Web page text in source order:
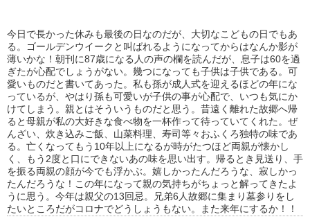
今日で長かった休みも最後の日なのだが、大切なこどもの日でもあ
る。ゴールデンウイークと叫ばれるようになってからはなんか影が
薄いかな！朝刊に87歳になる人の声の欄を読んだが、息子は60を過
ぎたが心配でしょうがない。幾つになっても子供は子供である。可
愛いものだと書いてあった。私も孫が成人式を迎えるほどの年にな
っているが、やはり孫も可愛いが子供の事が心配で、いつも気にか
けてしまう。親とはそういうものだと思う。昔遠く離れた故郷へ帰
ると母親が私の大好きな食べ物を一杯作って待っていてくれた。ぜ
んざい、炊き込みご飯、山菜料理、寿司等々おふくろ独特の味であ
る。亡くなってもう10年以上になるが時がたつほど両親が懐かし
く、もう2度と口にできないあの味を思い出す。帰るとき見送り、手
を振る両親の顔が今でも浮かぶ。嬉しかったんだろうな、寂しかっ
たんだろうな！この年になって親の気持ちがちょっと解ってきたよ
うに思う。今年は親父の13回忌。兄弟6人故郷に集まり墓参りをし
たいところだがコロナでどうしょうもない。また来年にするか！！